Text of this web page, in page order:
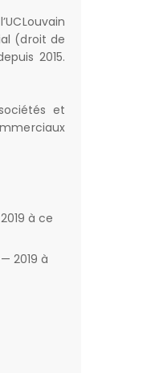
(droit de
2015.
et
à ce
2019 à